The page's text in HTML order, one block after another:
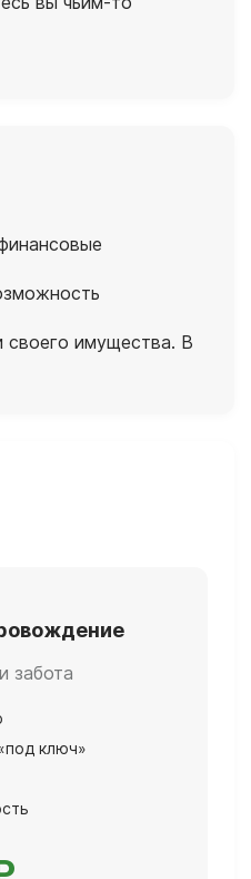
своего имущества. В
забота
ключ»